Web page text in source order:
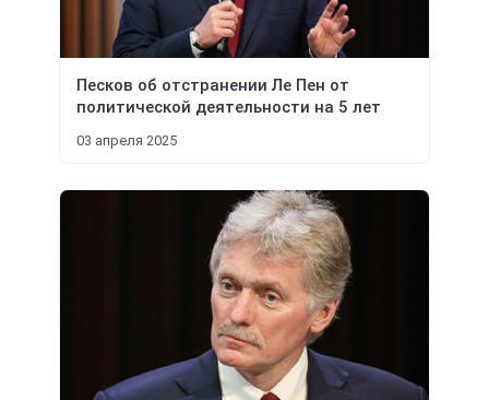
Песков об отстранении Ле Пен от
политической деятельности на 5 лет
03 апреля 2025